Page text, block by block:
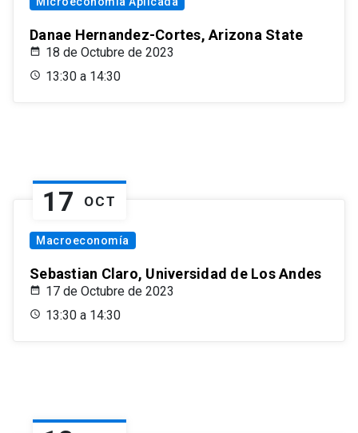
Danae Hernandez-Cortes, Arizona State
18 de Octubre de 2023
13:30 a 14:30
17 OCT
Macroeconomía
Sebastian Claro, Universidad de Los Andes
17 de Octubre de 2023
13:30 a 14:30